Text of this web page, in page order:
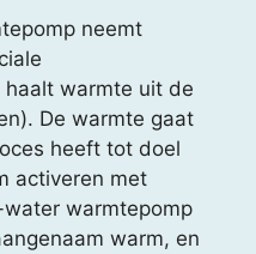
neemt
warmte uit de
De warmte gaat
heeft tot doel
activeren met
warmtepomp
warm, en